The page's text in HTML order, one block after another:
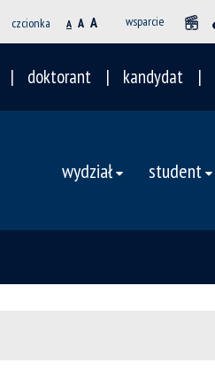
czcionka A A A wsparcie
doktorant kandydat
wydział student